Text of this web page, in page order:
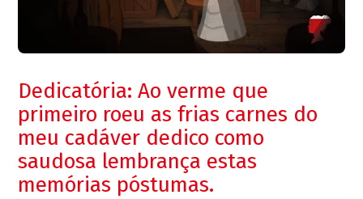
Dedicatória: Ao verme que
primeiro roeu as frias carnes do
meu cadáver dedico como
saudosa lembrança estas
memórias póstumas.